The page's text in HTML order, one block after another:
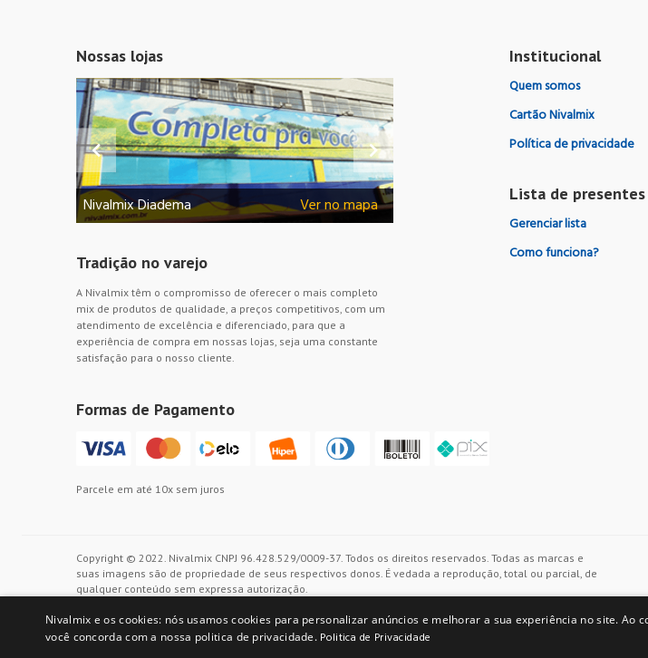
Nossas lojas
Nivalmix Diadema Ver no mapa Nivalmix São Bernardo de Campo Ver
Tradição no varejo
A Nivalmix têm o compromisso de oferecer o mais completo
mix de produtos de qualidade, a preços competitivos, com um
atendimento de excelência e diferenciado, para que a
experiência de compra em nossas lojas, seja uma constante
satisfação para o nosso cliente.
Institucional
Quem somos
Cartão Nivalmix
Política de privacidade
Lista de presentes
Gerenciar lista
Como funciona?
Formas de Pagamento
Parcele em até 10x sem juros
Copyright © 2022. Nivalmix CNPJ 96.428.529/0009-37. Todos os direitos reservados. Todas as marcas e
suas imagens são de propriedade de seus respectivos donos. É vedada a reprodução, total ou parcial, de
qualquer conteúdo sem expressa autorização.
Nivalmix e os cookies: nós usamos cookies para personalizar anúncios e melhorar a sua experiência no site. Ao
você concorda com a nossa politica de privacidade. Politica de Privacidade